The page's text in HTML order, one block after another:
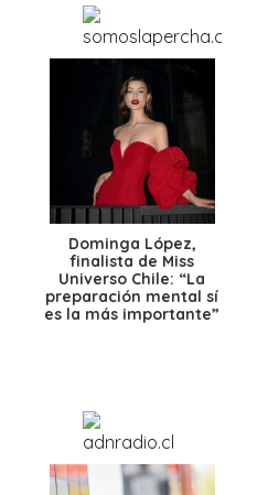
Dominga López,
finalista de Miss
Universo Chile: “La
preparación mental sí
es la más importante”